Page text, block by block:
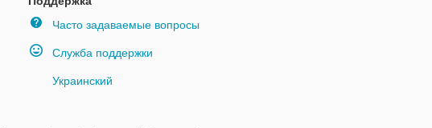
Часто задаваемые вопросы
Служба поддержки
Украинский